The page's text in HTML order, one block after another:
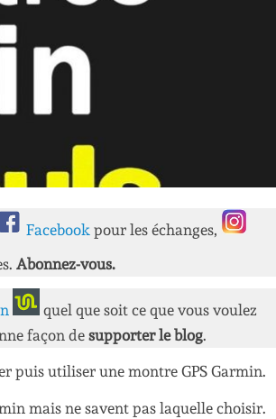
Facebook pour les échanges,
Abonnez-vous.
quel que soit ce que vous voulez
façon de supporter le blog.
puis utiliser une montre GPS Garmin.
mais ne savent pas laquelle choisir.